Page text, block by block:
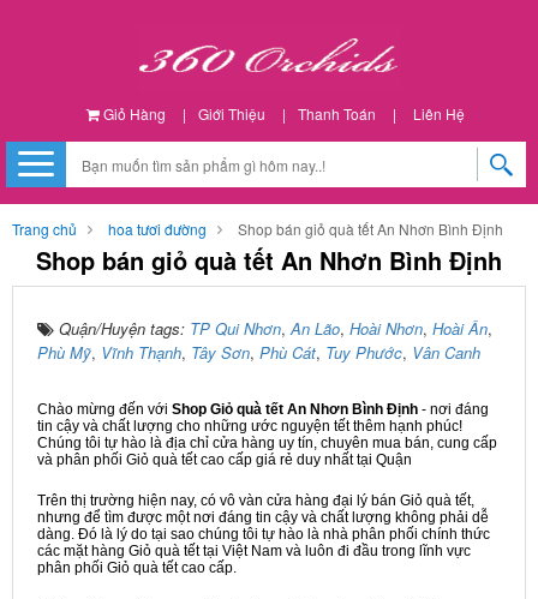
Giỏ Hàng | Giới Thiệu | Thanh Toán | Liên Hệ
Trang chủ hoa tươi đường Shop bán giỏ quà tết An Nhơn Bình Định
Shop bán giỏ quà tết An Nhơn Bình Định
Quận/Huyện tags: TP Qui Nhơn,An Lão, Hoài Nhơn, Hoài Ân,
Phù Mỹ, Vĩnh Thạnh, Tây Sơn, Phù Cát, Tuy Phước, Vân Canh
Chào mừng đến với Shop Giỏ quà tết An Nhơn Bình Định - nơi đáng
tin cậy và chất lượng cho những ước nguyện tết thêm hạnh phúc!
Chúng tôi tự hào là địa chỉ cửa hàng uy tín, chuyên mua bán, cung cấp
và phân phối Giỏ quà tết cao cấp giá rẻ duy nhất tại Quận
Trên thị trường hiện nay, có vô vàn cửa hàng đại lý bán Giỏ quà tết,
nhưng để tìm được một nơi đáng tin cậy và chất lượng không phải dễ
dàng. Đó là lý do tại sao chúng tôi tự hào là nhà phân phối chính thức
các mặt hàng Giỏ quà tết tại Việt Nam và luôn đi đầu trong lĩnh vực
phân phối Giỏ quà tết cao cấp.